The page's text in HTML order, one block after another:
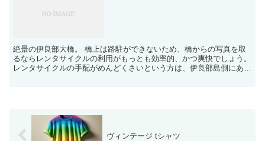
絶景の伊良部大橋。 橋上は路駐ができないため、橋からの写真を取
るならレンタサイクルの利用がもっとも効率的、かつ爽快でしょう。
レンタサイクルの手配がめんどくさいという方は、伊良部島側にある
ヴィンテージ tシャツ